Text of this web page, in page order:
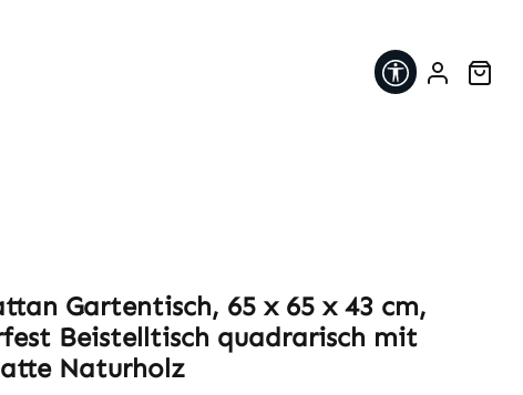
Gartentisch, 65 x 65 x 43 cm,
Beistelltisch quadrarisch mit
Naturholz